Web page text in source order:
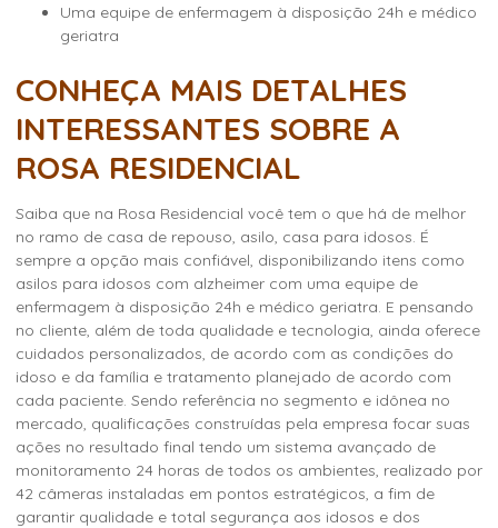
uma equipe de enfermagem à disposição 24h e médico
geriatra
CONHEÇA MAIS DETALHES
INTERESSANTES SOBRE A
ROSA RESIDENCIAL
Saiba que na Rosa Residencial você tem o que há de melhor
no ramo de casa de repouso, asilo, casa para idosos. É
sempre a opção mais confiável, disponibilizando itens como
asilos para idosos com alzheimer com uma equipe de
enfermagem à disposição 24h e médico geriatra. E pensando
no cliente, além de toda qualidade e tecnologia, ainda oferece
cuidados personalizados, de acordo com as condições do
idoso e da família e tratamento planejado de acordo com
cada paciente. Sendo referência no segmento e idônea no
mercado, qualificações construídas pela empresa focar suas
ações no resultado final tendo um sistema avançado de
monitoramento 24 horas de todos os ambientes, realizado por
42 câmeras instaladas em pontos estratégicos, a fim de
garantir qualidade e total segurança aos idosos e dos